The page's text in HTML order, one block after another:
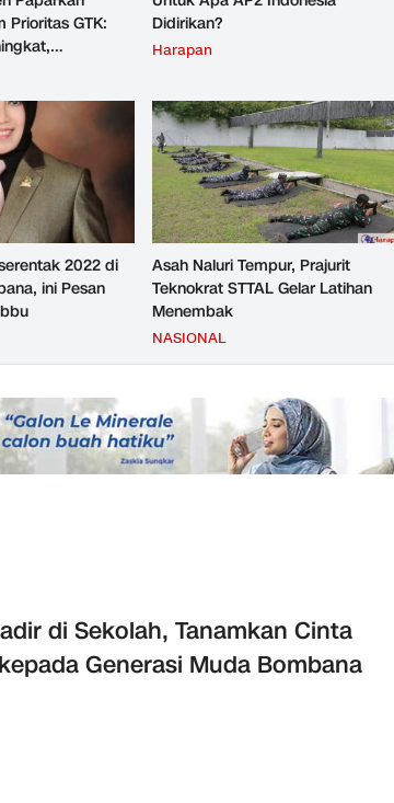
Prioritas GTK:
Kian Diperkuat
Didirikan?
Harapan
2022 di
ini Pesan
Asah Naluri Tempur, Prajurit
Teknokrat STTAL Gelar Latihan
Menembak
NASIONAL
di Sekolah, Tanamkan Cinta
Generasi Muda Bombana